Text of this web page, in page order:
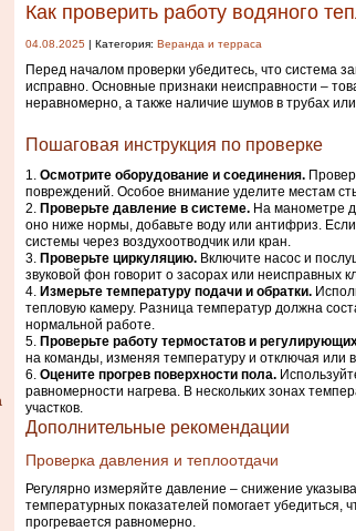
Как проверить работу водяного
04.08.2025 | Категория: Веранда и терраса
Перед началом проверки убедитесь, что система
исправно. Основные признаки неисправности –
неравномерно, а также наличие шумов в трубах
Пошаговая инструкция по проверке
Осмотрите оборудование и соединения.
повреждений. Особое внимание уделите местам
Проверьте давление в системе. На манометре
оно ниже нормы, добавьте воду или антифриз.
системы через воздухоотводчик или кран.
Проверьте циркуляцию. Включите насос и
звуковой фон говорит о засорах или неисправных
Измерьте температуру подачи и обратки.
тепловую камеру. Разница температур должна
нормальной работе.
Проверьте работу термостатов и
на команды, изменяя температуру и отключая или
Оцените прогрев поверхности пола.
равномерности нагрева. В нескольких зонах
участков.
Дополнительные рекомендации
Проверка давления и теплоотдачи
Регулярно измеряйте давление – снижение
температурных показателей помогает убедиться,
прогревается равномерно.